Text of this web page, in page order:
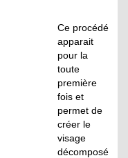
Ce procédé
apparait
pour la
toute
première
fois et
permet de
créer le
visage
décomposé